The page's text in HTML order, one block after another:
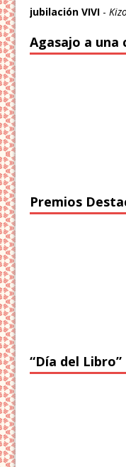
jubilación VIVI -
Agasajo a
Premios
“Día del